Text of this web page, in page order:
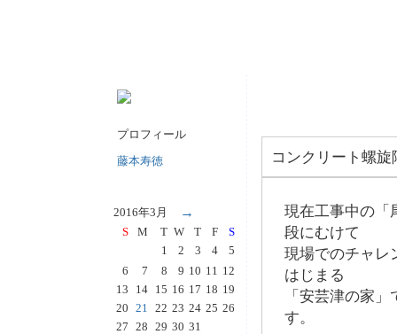
プロフィール
藤本寿徳
2016年3月 →
S M T W T F
S
1
2 3 4
5
6
7 8 9 10 11 12
13
14 15 16 17 18 19
20 21 22 23 24 25 26
27 28 29 30 31
コンクリート螺
現在工事中の「
段にむけて
現場でのチャレ
はじまる
「安芸津の家
す。